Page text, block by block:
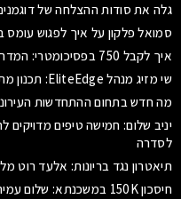
גלה את סודות ההצלחה של
סמואל פלקון על איך לפגוש עומס
איך לקבל 750 בפסיכומטרי: המדריך המקיף של מור קורן
שי מזיג מנהל EliteEdge: תכנון מתחמי נופש מתקדמים בסוטירוס
מה חדש בתחום ההתחדשות העירונית
יניב שלום: חמישה טיפים
לסדרה
תיאטרון נגד בריונות: אלעד רוט מלמד
חיסכון 150K במשכנתא: שלום עמירה מפרק את האסטרטגיה שלו